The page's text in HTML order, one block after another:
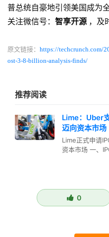
普总统自豪地引领美国成为
关注微信号： 智享开源 ，及
原文链接： https://techcrunch.com/
ost-3-8-billion-analysis-finds/
推荐阅读
Lime：Uber
迈向资本市场
Lime正式申请
资本市场 一、
0